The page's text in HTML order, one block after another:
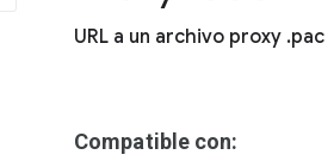
URL a un archivo proxy .pac
Compatible con: